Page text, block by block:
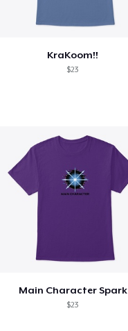
KraKoom!!
$23
Main Character Spark
$23